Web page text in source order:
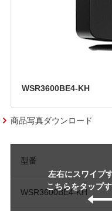
WSR3600BE4-KH
商品写真ダウンロード
左右にスワイプ
こちらをタップ
型番
WSR3600BE4-KH